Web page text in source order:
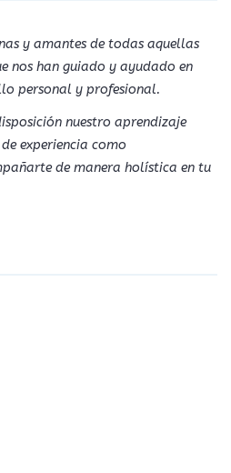
y amantes de todas aquellas
nos han guiado y ayudado en
personal y profesional.
nuestro aprendizaje
experiencia como
de manera holística en tu